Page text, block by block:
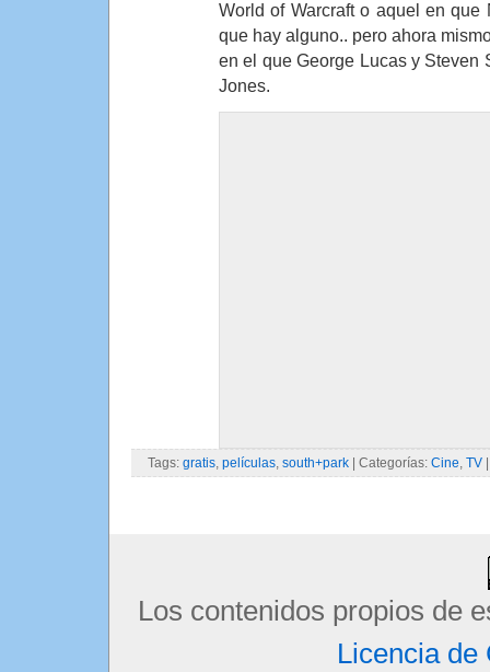
World of Warcraft o aquel en que
que hay alguno.. pero ahora
en el que George Lucas y Steven
Jones.
Tags: gratis, películas, south+park | Categorías: Cine, TV
Los contenidos propios de
Licencia de